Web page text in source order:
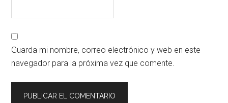
Guarda mi nombre, correo electrónico y web en este
navegador para la próxima vez que comente.